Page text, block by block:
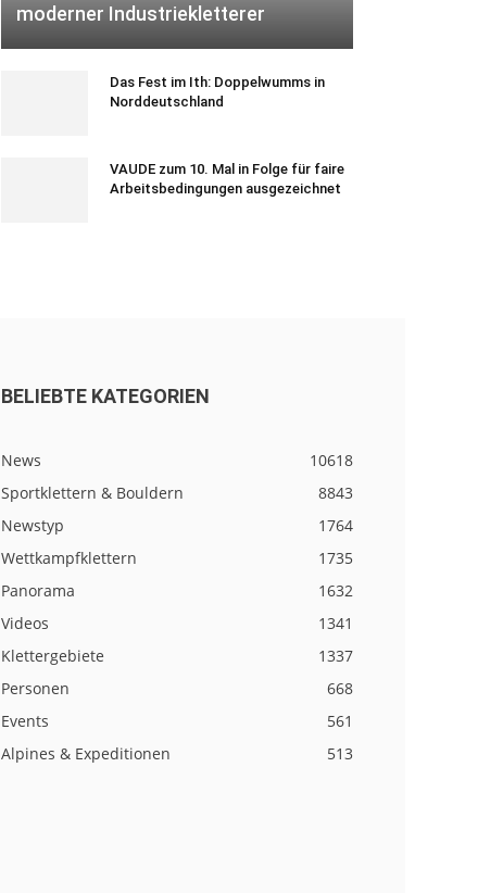
moderner Industriekletterer
Das Fest im Ith: Doppelwumms in
Norddeutschland
VAUDE zum 10. Mal in Folge für faire
Arbeitsbedingungen ausgezeichnet
BELIEBTE KATEGORIEN
News
10618
Sportklettern & Bouldern
8843
Newstyp
1764
Wettkampfklettern
1735
Panorama
1632
Videos
1341
Klettergebiete
1337
Personen
668
Events
561
Alpines & Expeditionen
513